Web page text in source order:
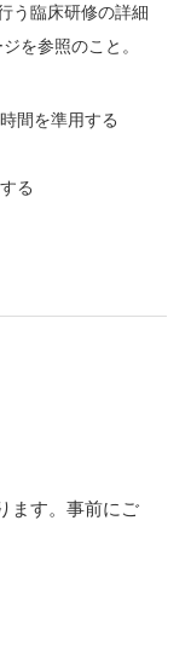
う臨床研修の詳細
を参照のこと。
間を準用する
る
ます。事前にご